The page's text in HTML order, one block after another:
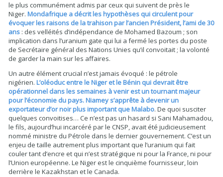
le plus communément admis par ceux qui suivent de près le
Niger.Mondafrique a décrit les hypothèses qui circulent pour
évoquer les raisons de la trahison par l’ancien Président, l’ami de 30
ans : des velléités d’indépendance de Mohamed Bazoum ; son
implication dans l’uranium gate qui lui a fermé les portes du poste
de Secrétaire général des Nations Unies qu’il convoitait ; la volonté
de garder la main sur les affaires.
Un autre élément crucial n’est jamais évoqué : le pétrole
nigérien.L’oléoduc entre le Niger et le Bénin qui devrait être
opérationnel dans les semaines à venir est un tournant majeur
pour l’économie du pays. Niamey s’apprête à devenir un
exportateur d’or noir plus important que Malabo. De quoi susciter
quelques convoitises… Ce n’est pas un hasard si Sani Mahamadou,
le fils, aujourd’hui incarcéré par le CNSP, avait été judicieusement
nommé ministre du Pétrole dans le dernier gouvernement. C’est un
enjeu de taille autrement plus important que l’uranium qui fait
couler tant d’encre et qui n’est stratégique ni pour la France, ni pour
l’Union européenne. Le Niger est le cinquième fournisseur, loin
derrière le Kazakhstan et le Canada.